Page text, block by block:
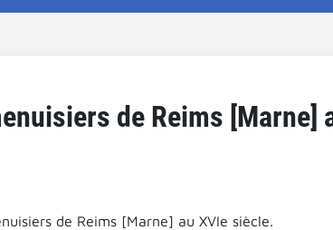
de Reims [Marne]
de Reims [Marne] au XVIe siècle.